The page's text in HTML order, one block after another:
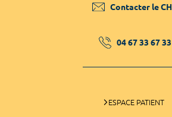
Contacter le
04 67 33 67 33
ESPACE PATIENT